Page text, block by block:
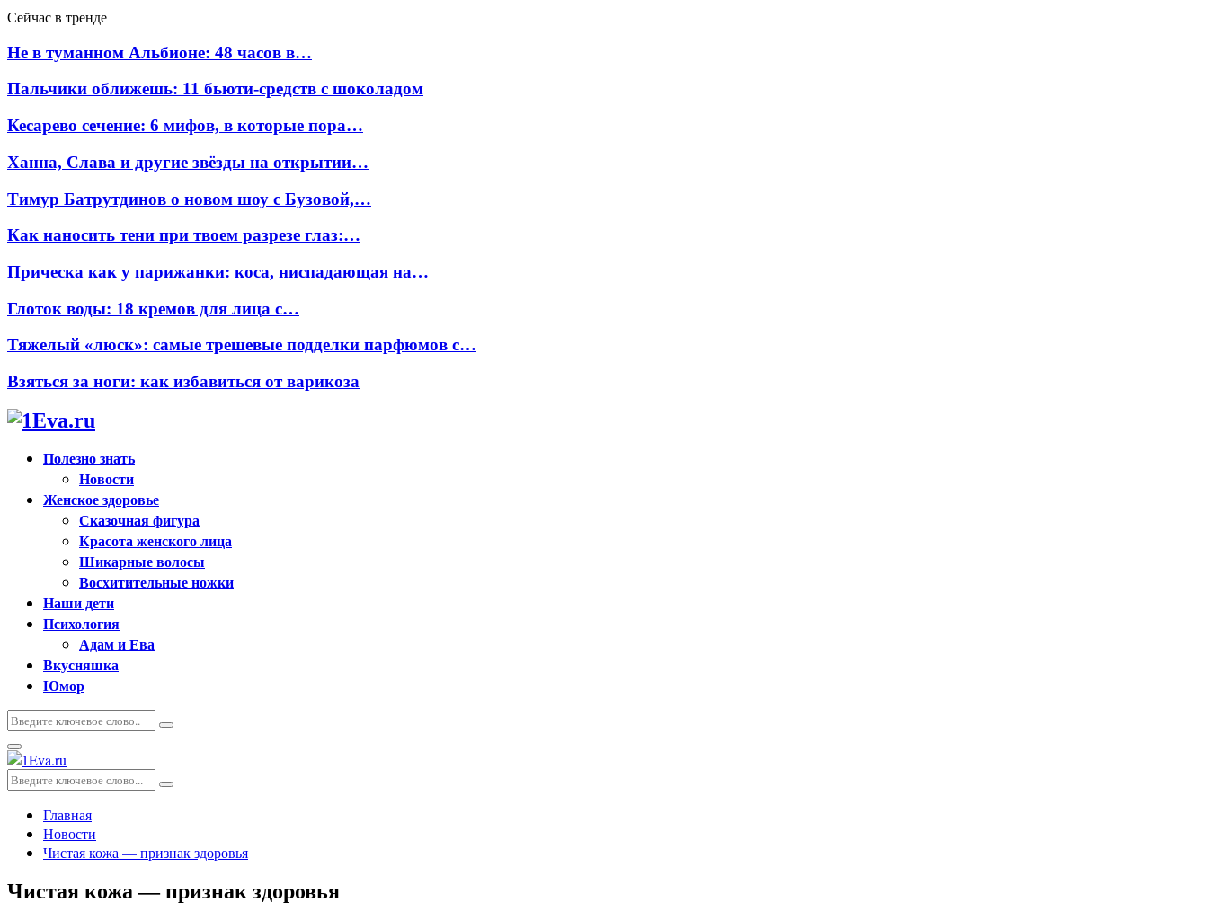
Сейчас в тренде
Не в туманном Альбионе: 48 часов в…
Пальчики оближешь: 11 бьюти-средств с шоколадом
Кесарево сечение: 6 мифов, в которые пора…
Ханна, Слава и другие звёзды на открытии…
Тимур Батрутдинов о новом шоу с Бузовой,…
Как наносить тени при твоем разрезе глаз:…
Прическа как у парижанки: коса, ниспадающая на…
Глоток воды: 18 кремов для лица с…
Тяжелый «люск»: самые трешевые подделки парфюмов с…
Взяться за ноги: как избавиться от варикоза
Полезно знать
Новости
Женское здоровье
Сказочная фигура
Красота женского лица
Шикарные волосы
Восхитительные ножки
Наши дети
Психология
Адам и Ева
Вкусняшка
Юмор
Искать:
Поиск
Основное
меню
Искать:
Поиск
Главная
Новости
Чистая кожа — признак здоровья
Чистая кожа — признак здоровья